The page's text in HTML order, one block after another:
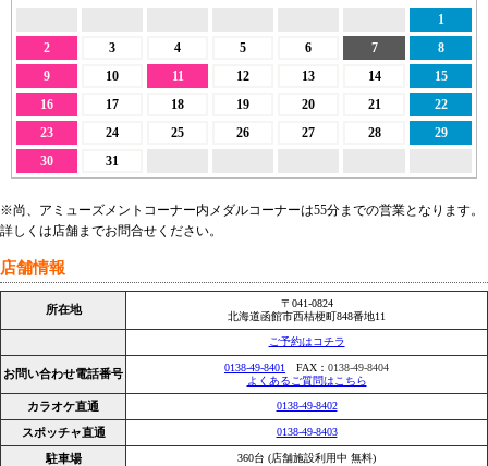
1
2
3 4 5 6 7
8
9
10 11 12 13 14
15
16
17 18 19 20 21
22
23
24 25 26 27 28
29
30
31
※尚、アミューズメントコーナー内メダルコーナーは55分までの営業となります。
詳しくは店舗までお問合せください。
店舗情報
所在地
〒041-0824
北海道函館市西桔梗町848番地11
ご予約はコチラ
お問い合わせ電話番号 0138-49-8401 FAX： 0138-49-8404
よくあるご質問はこちら
カラオケ直通 0138-49-8402
スポッチャ直通 0138-49-8403
駐車場 360台 (店舗施設利用中 無料)